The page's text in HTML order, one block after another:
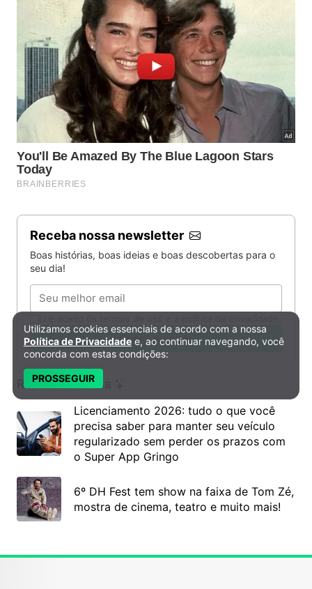
Receba nossa newsletter
Boas histórias, boas ideias e boas descobertas para o
seu dia!
Email
Quero receber
Recomendados
Licenciamento 2026: tudo o que você
precisa saber para manter seu veículo
regularizado sem perder os prazos com
o Super App Gringo
6º DH Fest tem show na faixa de Tom Zé,
mostra de cinema, teatro e muito mais!
Política de Privacidade e Cookies
Utilizamos cookies essenciais de acordo com a nossa
Política de Privacidade e, ao continuar navegando, você
concorda com estas condições:
PROSSEGUIR